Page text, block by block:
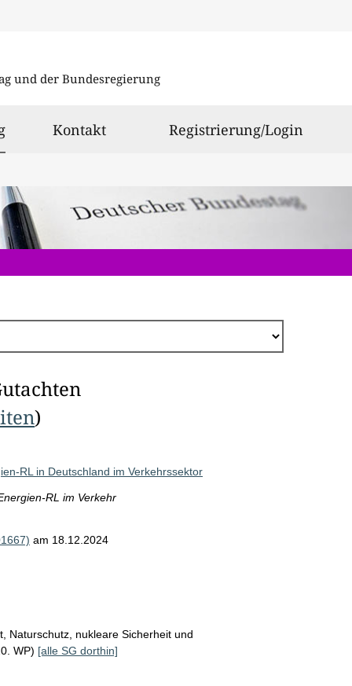
und der Bundesregierung
ausgewählt
Kontakt Registrierung/Login
)
RL in Deutschland im Verkehrssektor
RL im Verkehr
am 18.12.2024
Naturschutz, nukleare Sicherheit und
WP) [alle SG dorthin]